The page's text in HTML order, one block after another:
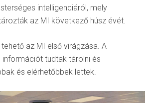
intelligenciáról, mely
az MI következő húsz évét.
az MI első virágzása. A
tudtak tárolni és
és elérhetőbbek lettek.